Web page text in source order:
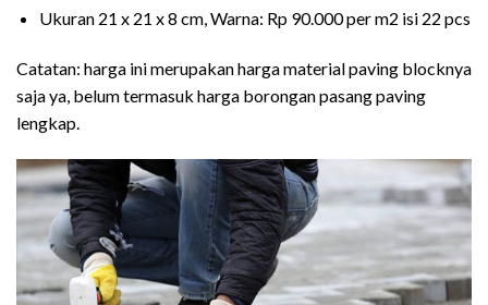
Ukuran 21 x 21 x 8 cm, Warna: Rp 90.000 per m2 isi 22 pcs
Catatan: harga ini merupakan harga material paving blocknya
saja ya, belum termasuk harga borongan pasang paving
lengkap.